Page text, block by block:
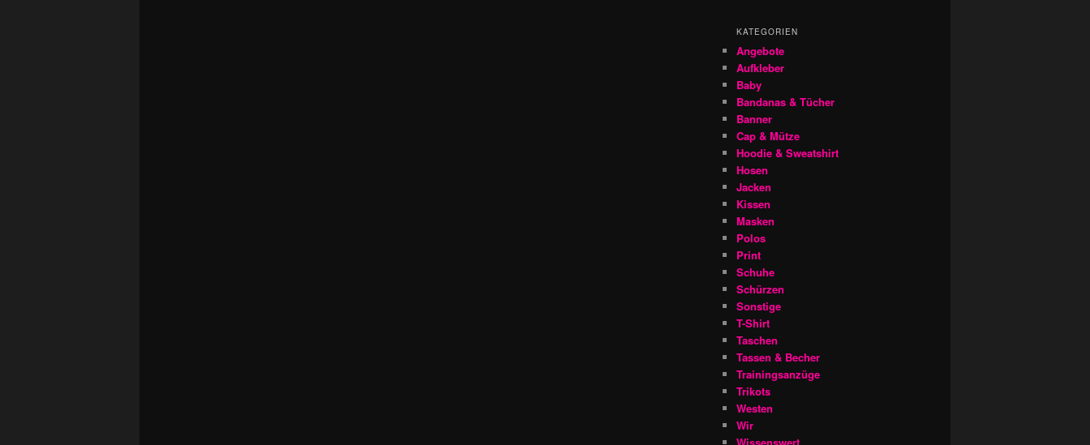
KATEGORIEN
Angebote
Aufkleber
Baby
Bandanas & Tücher
Banner
Cap & Mütze
Hoodie & Sweatshirt
Hosen
Jacken
Kissen
Masken
Polos
Print
Schuhe
Schürzen
Sonstige
T-Shirt
Taschen
Tassen & Becher
Trainingsanzüge
Trikots
Westen
Wir
Wissenswert